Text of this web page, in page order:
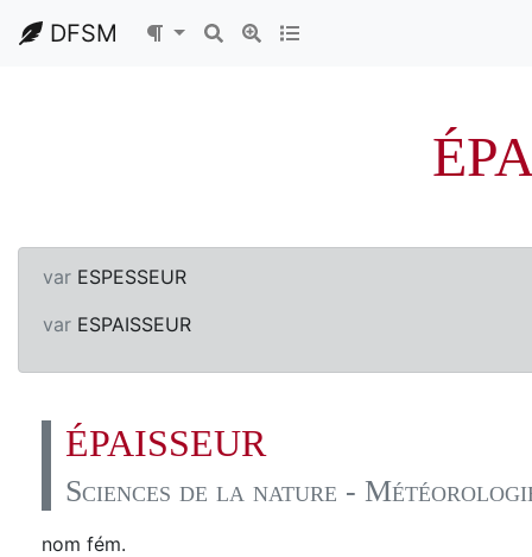
DFSM
var ESPESSEUR
var ESPAISSEUR
ÉPAISSEUR
Sciences de la nature -
nom fém.